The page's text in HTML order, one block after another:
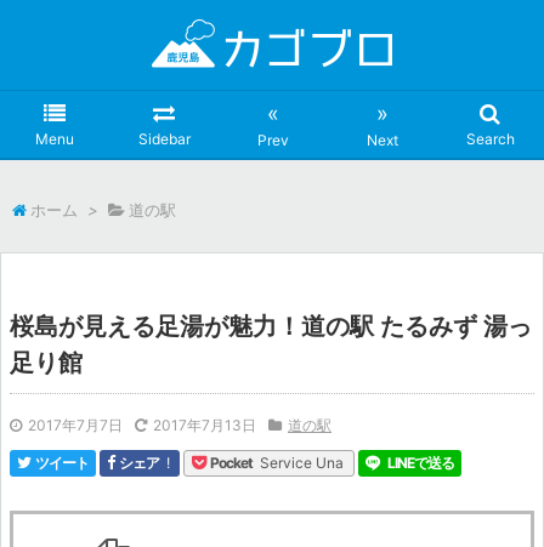
Menu Sidebar
«
Prev
»
Next Search
ホーム > 道の駅
桜島が見える足湯が魅力！道の駅 たるみず 湯っ
足り館
2017年7月7日 2017年7月13日 道の駅
! Service Una